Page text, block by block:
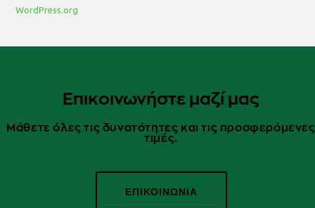
WordPress.org
Επικοινωνήστε μαζί μας
Μάθετε όλες τις δυνατότητες και τις προσφερόμενες
τιμές.
ΕΠΙΚΟΙΝΩΝΙΑ